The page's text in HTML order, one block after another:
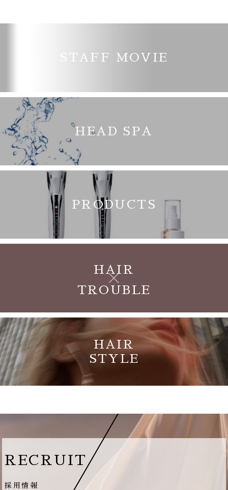
STAFF MOVIE
HEAD SPA
PRODUCTS
HAIR
TROUBLE
HAIR
STYLE
RECRUIT
採用情報